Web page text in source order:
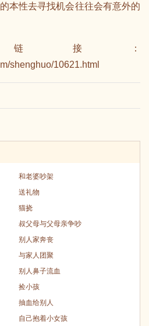
本性去寻找机会往往会有意外的
接：
shenghuo/10621.html
和老婆吵架
送礼物
猫挠
叔父母与父母亲争吵
别人家奔丧
与家人团聚
别人鼻子流血
捡小孩
抽血给别人
自己抱着小女孩